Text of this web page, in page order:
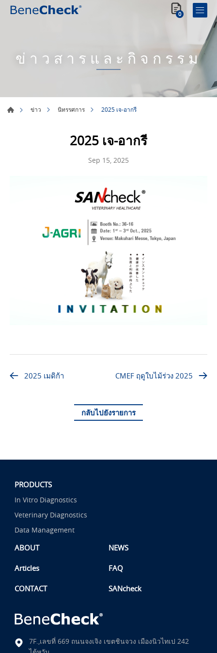
0
ข่าวสารและกิจกรรม
ข่าว นิทรรศการ 2025 เจ-อากรี
2025 เจ-อากรี
Sep 15, 2025
2025 เมดิก้า CMEF ฤดูใบไม้ร่วง 2025
กลับไปยังรายการ
PRODUCTS
In Vitro Diagnostics
Veterinary Diagnostics
Data Management
ABOUT NEWS
Articles FAQ
CONTACT SANcheck
7F.,เลขที่ 669 ถนนจงเจิง เขตชินจวง เมืองนิวไทเป 242